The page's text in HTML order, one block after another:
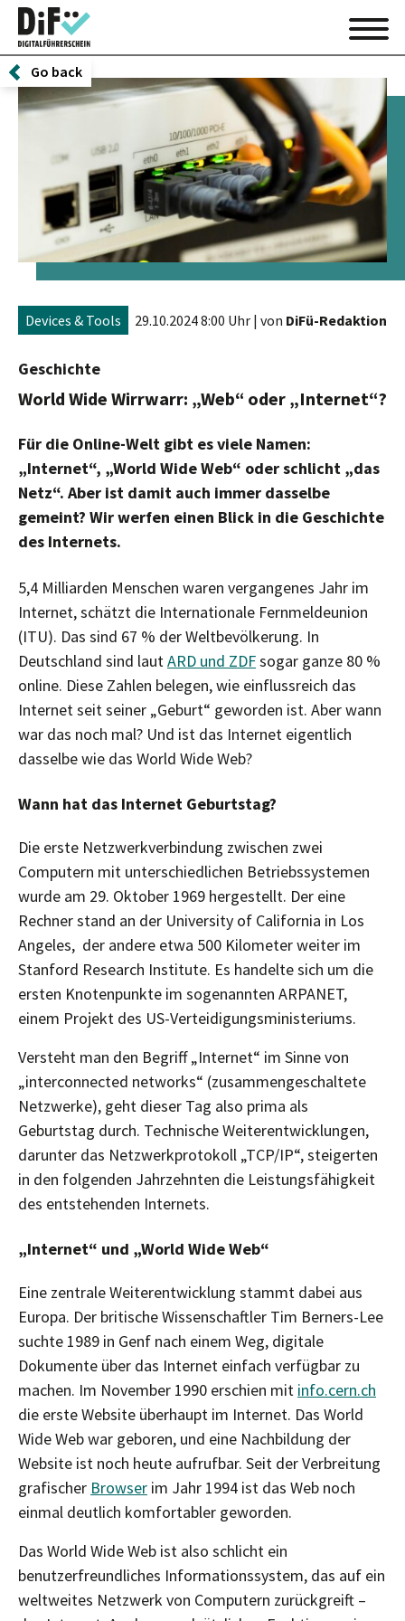
Go back
Devices & Tools 29.10.2024 8:00 Uhr | von DiFü-Redaktion
Geschichte
World Wide Wirrwarr: „Web“ oder „Internet“?
Für die Online-Welt gibt es viele Namen:
„Internet“, „World Wide Web“ oder schlicht „das
Netz“. Aber ist damit auch immer dasselbe
gemeint? Wir werfen einen Blick in die Geschichte
des Internets.
5,4 Milliarden Menschen waren vergangenes Jahr im
Internet, schätzt die Internationale Fernmeldeunion
(ITU). Das sind 67 % der Weltbevölkerung. In
Deutschland sind lautARD und ZDFsogar ganze 80 %
online. Diese Zahlen belegen, wie einflussreich das
Internet seit seiner „Geburt“ geworden ist. Aber wann
war das noch mal? Und ist das Internet eigentlich
dasselbe wie das World Wide Web?
Wann hat das Internet Geburtstag?
Die erste Netzwerkverbindung zwischen zwei
Computern mit unterschiedlichen Betriebssystemen
wurde am 29. Oktober 1969 hergestellt. Der eine
Rechner stand an der University of California in Los
Angeles, der andere etwa 500 Kilometer weiter im
Stanford Research Institute. Es handelte sich um die
ersten Knotenpunkte im sogenannten ARPANET,
einem Projekt des US-Verteidigungsministeriums.
Versteht man den Begriff „Internet“ im Sinne von
„interconnected networks“ (zusammengeschaltete
Netzwerke), geht dieser Tag also prima als
Geburtstag durch. Technische Weiterentwicklungen,
darunter das Netzwerkprotokoll „TCP/IP“, steigerten
in den folgenden Jahrzehnten die Leistungsfähigkeit
des entstehenden Internets.
„Internet“ und „World Wide Web“
Eine zentrale Weiterentwicklung stammt dabei aus
Europa. Der britische Wissenschaftler Tim Berners-Lee
suchte 1989 in Genf nach einem Weg, digitale
Dokumente über das Internet einfach verfügbar zu
machen. Im November 1990 erschien mit info.cern.ch
die erste Website überhaupt im Internet. Das World
Wide Web war geboren, und eine Nachbildung der
Website ist noch heute aufrufbar. Seit der Verbreitung
grafischer Browser im Jahr 1994 ist das Web noch
einmal deutlich komfortabler geworden.
Das World Wide Web ist also schlicht ein
benutzerfreundliches Informationssystem, das auf ein
weltweites Netzwerk von Computern zurückgreift –